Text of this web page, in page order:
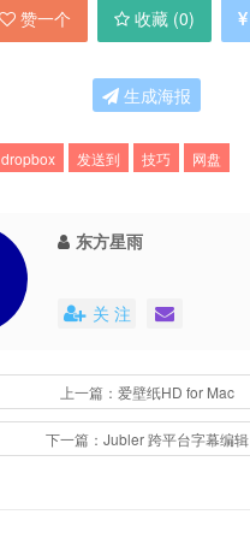
赞一个 收藏 (0)
生成海报
dropbox 发送到 技巧 网盘
东方星雨
关 注
上一篇：爱壁纸HD for Mac
下一篇：Jubler 跨平台字幕编辑